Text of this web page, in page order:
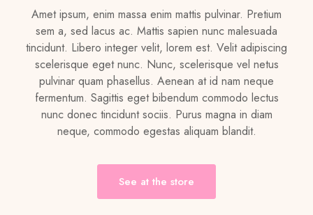
Amet ipsum, enim massa enim mattis pulvinar. Pretium
sem a, sed lacus ac. Mattis sapien nunc malesuada
tincidunt. Libero integer velit, lorem est. Velit adipiscing
scelerisque eget nunc. Nunc, scelerisque vel netus
pulvinar quam phasellus. Aenean at id nam neque
fermentum. Sagittis eget bibendum commodo lectus
nunc donec tincidunt sociis. Purus magna in diam
neque, commodo egestas aliquam blandit.
See at the store